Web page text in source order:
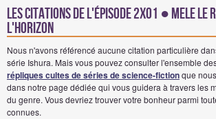
Les citations de l'épisode 2x01 ● Mele le
l'Horizon
Nous n'avons référencé aucune citation particulière
série Ishura. Mais vous pouvez consulter l'ensemble
répliques cultes de séries de science-fictionque
dans notre page dédiée qui vous guidera à travers les
du genre. Vous devriez trouver votre bonheur parmi
connues.